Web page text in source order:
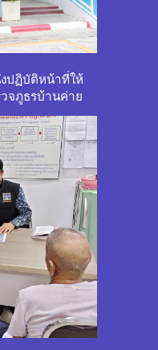
ปฏิบัติหน้าที่ให้
จภูธรบ้านค่าย